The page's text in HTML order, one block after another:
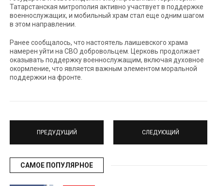
Татарстанская митрополия активно участвует в поддержке
военнослужащих, и мобильный храм стал еще одним шагом
в этом направлении.
Ранее сообщалось, что настоятель лаишевского храма
намерен уйти на СВО добровольцем. Церковь продолжает
оказывать поддержку военнослужащим, включая духовное
окормление, что является важным элементом моральной
поддержки на фронте.
ПРЕДУДУЩИЙ СЛЕДУЮЩИЙ
САМОЕ ПОПУЛЯРНОЕ